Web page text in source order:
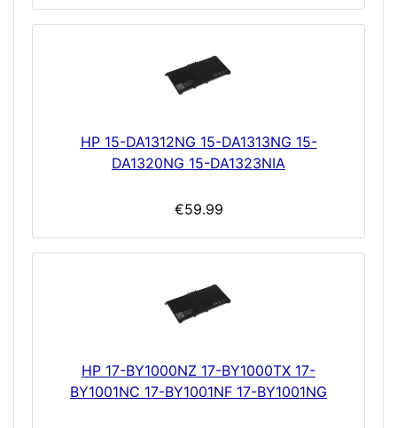
HP 15-DA1312NG 15-DA1313NG 15-
DA1320NG 15-DA1323NIA
€59.99
HP 17-BY1000NZ 17-BY1000TX 17-
BY1001NC 17-BY1001NF 17-BY1001NG